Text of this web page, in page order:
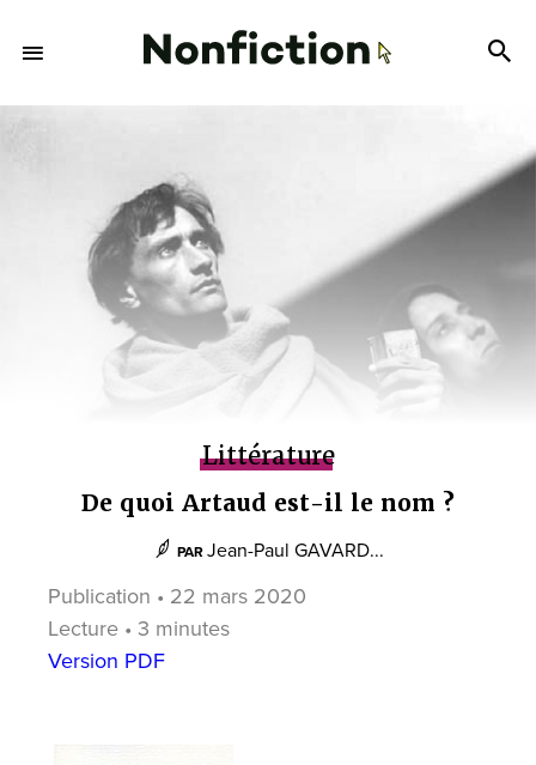
Littérature
De quoi Artaud est-il le nom ?
PAR Jean-Paul GAVARD...
Publication • 22 mars 2020
Lecture • 3 minutes
Version PDF